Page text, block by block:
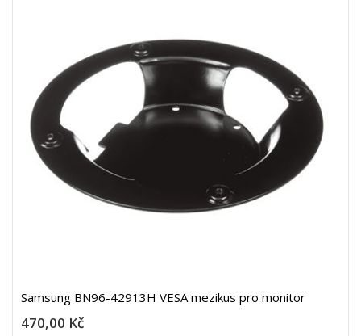
Samsung BN96-42913H VESA mezikus pro monitor
470,00 Kč